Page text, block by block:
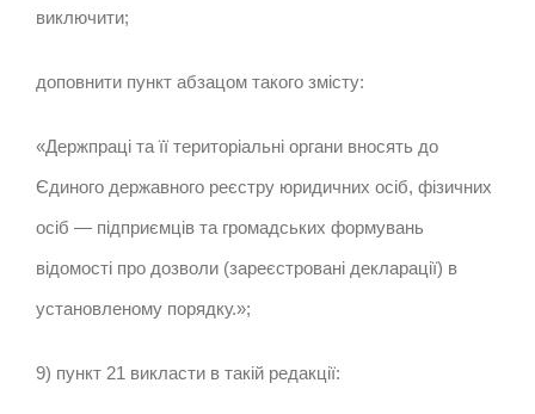
виключити;
доповнити пункт абзацом такого змісту:
«Держпраці та її територіальні органи вносять до
Єдиного державного реєстру юридичних осіб, фізичних
осіб — підприємців та громадських формувань
відомості про дозволи (зареєстровані декларації) в
установленому порядку.»;
9) пункт 21 викласти в такій редакції: